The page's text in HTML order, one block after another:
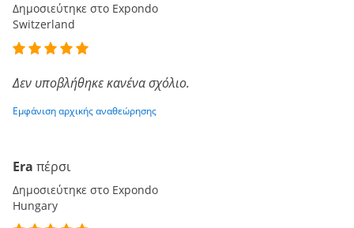
Δημοσιεύτηκε στο Expondo
Switzerland
Δεν υποβλήθηκε κανένα σχόλιο.
Εμφάνιση αρχικής αναθεώρησης
Era πέρσι
Δημοσιεύτηκε στο Expondo
Hungary